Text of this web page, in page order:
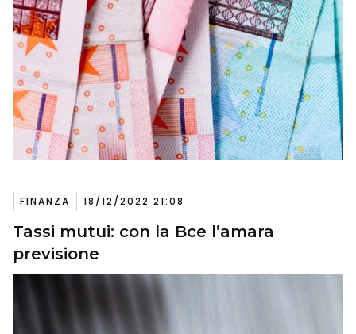
FINANZA 18/12/2022 21:08
Tassi mutui: con la Bce l’amara
previsione